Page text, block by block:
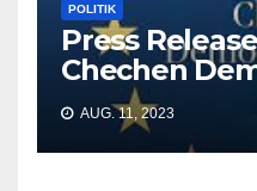
POLITIK
Press
Chechen
AUG. 11, 2023